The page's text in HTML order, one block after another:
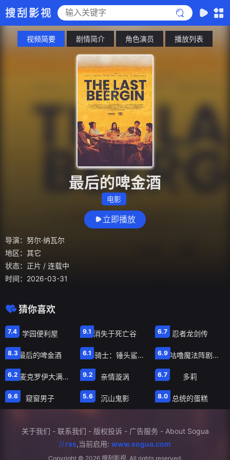
搜刮影视
视频简要 剧情简介 角色演员 播放列表
最后的啤金酒
电影
立即播放
导演： 努尔·纳瓦尔
地区： 其它
状态： 正片 / 连载中
时间： 2026-03-31
猜你喜欢
7.4 学园便利屋 9.1 消失于死亡谷 6.7 忍者龙剑传
8.3
正片
最后的啤金酒 6.1
正片
风暴骑士：锤头鲨的传说 6.9
正片
咕噜咕噜魔法阵剧场版
6.2
正片
罗伊麦克罗伊大满贯最后一关 9.2
正片
亲情漩涡 6.7
正片
多莉
9.6
正片
窥窗男子 5.6
正片
沉山鬼影 8.0
正片
总统的蛋糕
关于我们 - 联系我们 - 版权投诉- 广告服务 - About Sogua
//rss,当前启用: www.sogua.com
Copyright © 2026 搜刮影视. All rights reserved.